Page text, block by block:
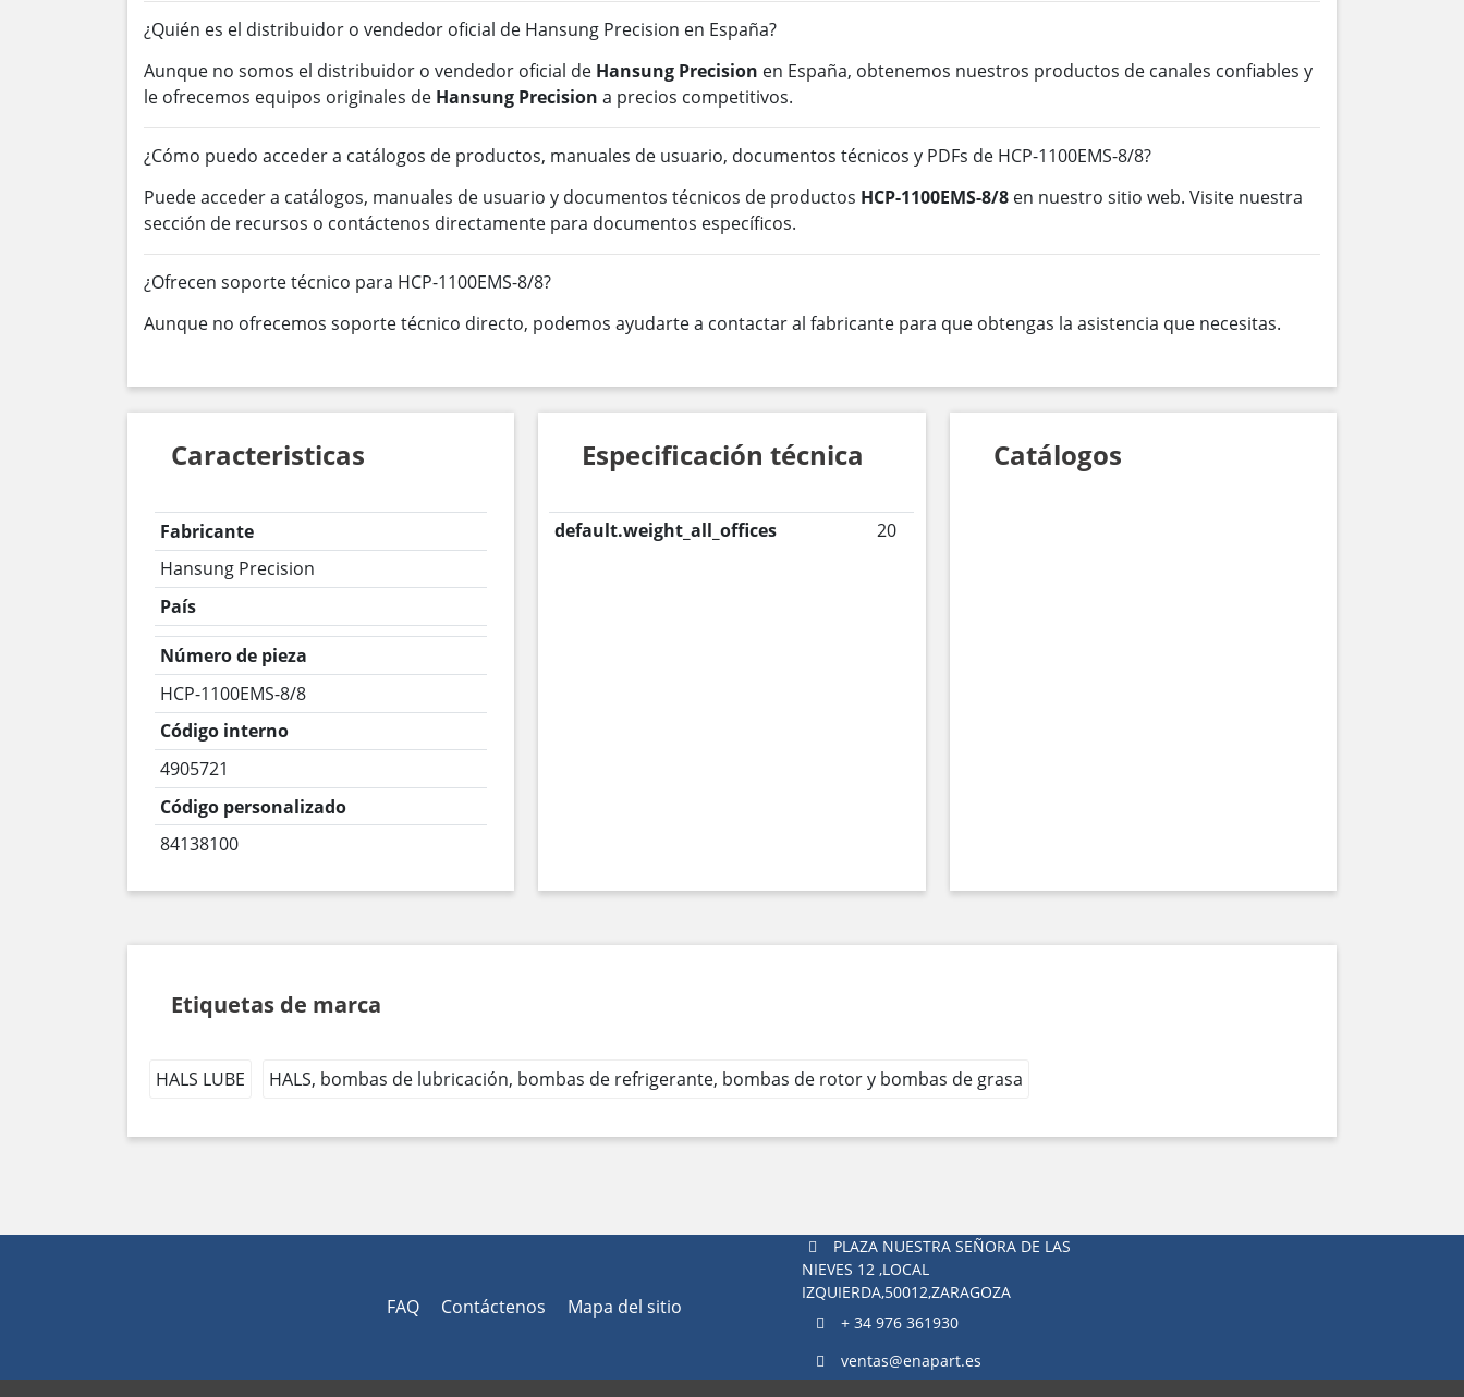
¿Quién es el distribuidor o vendedor oficial de Hansung Precision en España?
Aunque no somos el distribuidor o vendedor oficial de Hansung Precision en España, obtenemos nuestros productos de canales confiables y
le ofrecemos equipos originales de Hansung Precision a precios competitivos.
¿Cómo puedo acceder a catálogos de productos, manuales de usuario, documentos técnicos y PDFs de HCP-1100EMS-8/8?
Puede acceder a catálogos, manuales de usuario y documentos técnicos de productos HCP-1100EMS-8/8 en nuestro sitio web. Visite nuestra
sección de recursos o contáctenos directamente para documentos específicos.
¿Ofrecen soporte técnico para HCP-1100EMS-8/8?
Aunque no ofrecemos soporte técnico directo, podemos ayudarte a contactar al fabricante para que obtengas la asistencia que necesitas.
Caracteristicas
Fabricante
Hansung Precision
País
Número de pieza
HCP-1100EMS-8/8
Código interno
4905721
Código personalizado
84138100
Especificación técnica
default.weight_all_offices 20
Catálogos
Etiquetas de marca
HALS LUBE HALS, bombas de lubricación, bombas de refrigerante, bombas de rotor y bombas de grasa
FAQ Contáctenos Mapa del sitio
PLAZA NUESTRA SEÑORA DE LAS
NIEVES 12 ,LOCAL
IZQUIERDA,50012,ZARAGOZA
+ 34 976 361930
ventas@enapart.es